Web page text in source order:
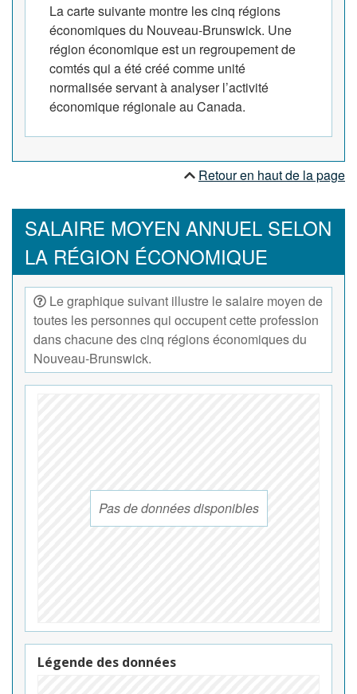
La carte suivante montre les cinq régions
économiques du Nouveau-Brunswick. Une
région économique est un regroupement de
comtés qui a été créé comme unité
normalisée servant à analyser l’activité
économique régionale au Canada.
Retour en haut de la page
SALAIRE MOYEN ANNUEL SELON
LA RÉGION ÉCONOMIQUE
Le graphique suivant illustre le salaire moyen de
toutes les personnes qui occupent cette profession
dans chacune des cinq régions économiques du
Nouveau-Brunswick.
Pas de données disponibles
Légende des données